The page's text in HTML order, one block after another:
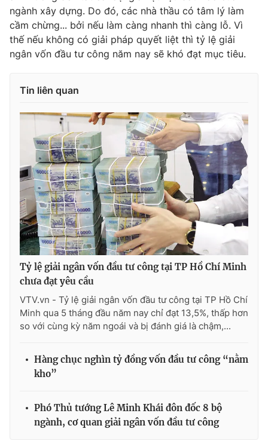
ngành xây dựng. Do đó, các nhà thầu có tâm lý làm
cầm chừng... bởi nếu làm càng nhanh thì càng lỗ. Vì
thế nếu không có giải pháp quyết liệt thì tỷ lệ giải
ngân vốn đầu tư công năm nay sẽ khó đạt mục tiêu.
Tin liên quan
Tỷ lệ giải ngân vốn đầu tư công tại TP Hồ Chí Minh
chưa đạt yêu cầu
VTV.vn - Tỷ lệ giải ngân vốn đầu tư công tại TP Hồ Chí
Minh qua 5 tháng đầu năm nay chỉ đạt 13,5%, thấp hơn
so với cùng kỳ năm ngoái và bị đánh giá là chậm,...
Hàng chục nghìn tỷ đồng vốn đầu tư công “nằm
kho”
Phó Thủ tướng Lê Minh Khái đôn đốc 8 bộ
ngành, cơ quan giải ngân vốn đầu tư công